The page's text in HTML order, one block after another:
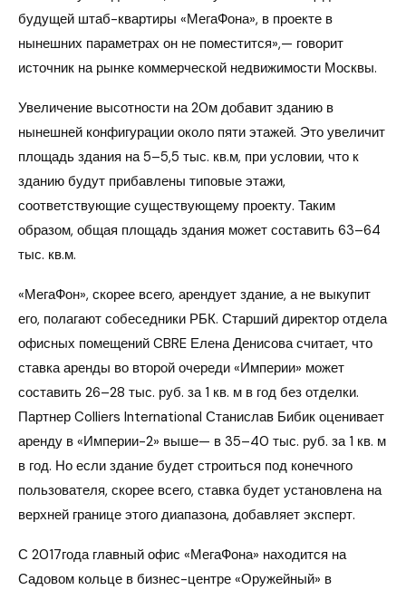
будущей штаб-квартиры «МегаФона», в проекте в
нынешних параметрах он не поместится»,— говорит
источник на рынке коммерческой недвижимости Москвы.
Увеличение высотности на 20м добавит зданию в
нынешней конфигурации около пяти этажей. Это увеличит
площадь здания на 5–5,5 тыс. кв.м, при условии, что к
зданию будут прибавлены типовые этажи,
соответствующие существующему проекту. Таким
образом, общая площадь здания может составить 63–64
тыс. кв.м.
«МегаФон», скорее всего, арендует здание, а не выкупит
его, полагают собеседники РБК. Старший директор отдела
офисных помещений CBRE Елена Денисова считает, что
ставка аренды во второй очереди «Империи» может
составить 26–28 тыс. руб. за 1 кв. м в год без отделки.
Партнер Colliers International Станислав Бибик оценивает
аренду в «Империи-2» выше— в 35–40 тыс. руб. за 1 кв. м
в год. Но если здание будет строиться под конечного
пользователя, скорее всего, ставка будет установлена на
верхней границе этого диапазона, добавляет эксперт.
С 2017года главный офис «МегаФона» находится на
Садовом кольце в бизнес-центре «Оружейный» в